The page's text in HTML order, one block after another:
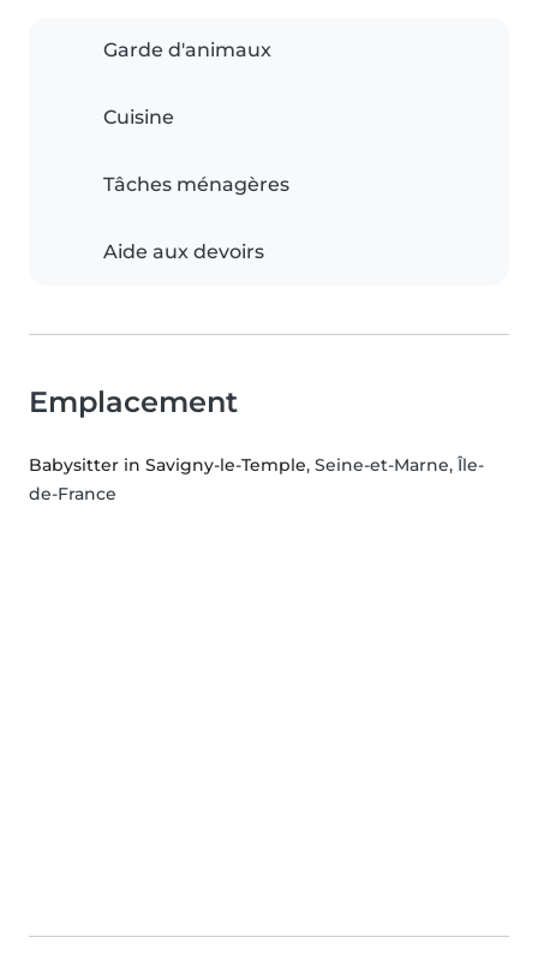
Garde d'animaux
Cuisine
Tâches ménagères
Aide aux devoirs
Emplacement
Babysitter in Savigny-le-Temple, Seine-et-Marne, Île-
de-France